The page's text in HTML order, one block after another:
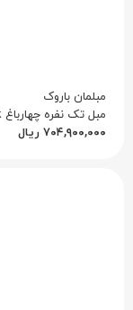
مبلمان باروک
مبل تک نفره چهارباغ Oak
۷۰۴,۹۰۰,۰۰۰ ریال